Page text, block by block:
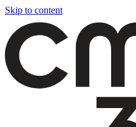
Skip to content